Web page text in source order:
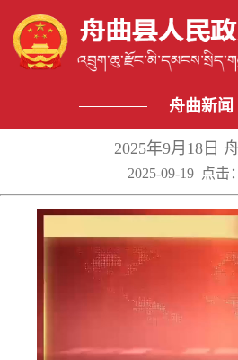
舟曲新闻
2025年9月18日
2025-09-19 点击